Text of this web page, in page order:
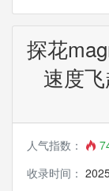
探花
速度
人气指数：
收录时间：